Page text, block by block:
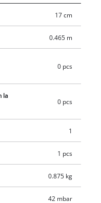
duros y superficies lisas.
y tejidos. Con la
de extensión de 46,5
sin cable para
El depósito de polvo
Para ahorrar espacio
producto se
están disponibles por
set de inicio.
17 cm
0.465 m
0 pcs
la
0 pcs
1
1 pcs
0.875 kg
42 mbar